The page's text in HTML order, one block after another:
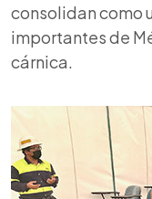
consolidan como
importantes de
cárnica.